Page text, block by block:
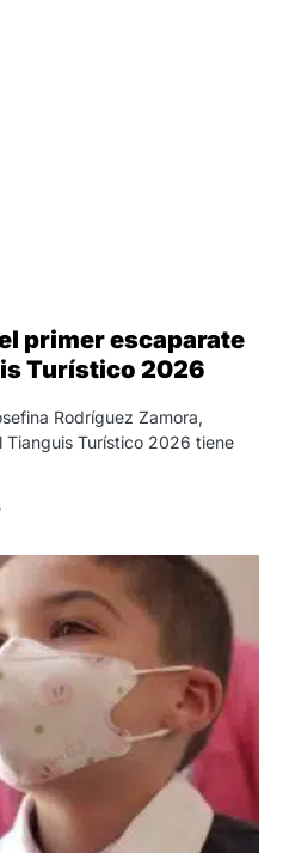
primer escaparate
Turístico 2026
Rodríguez Zamora,
Turístico 2026 tiene